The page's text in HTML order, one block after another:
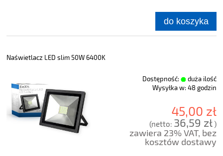
do koszyka
Naświetlacz LED slim 50W 6400K
Dostępność:
duża ilość
Wysyłka w: 48 godzin
45,00 zł
(netto: 36,59 zł)
zawiera 23% VAT, bez
kosztów dostawy